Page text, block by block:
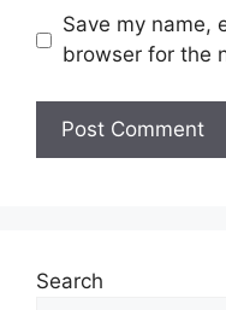
Save my name,
browser for the
Search